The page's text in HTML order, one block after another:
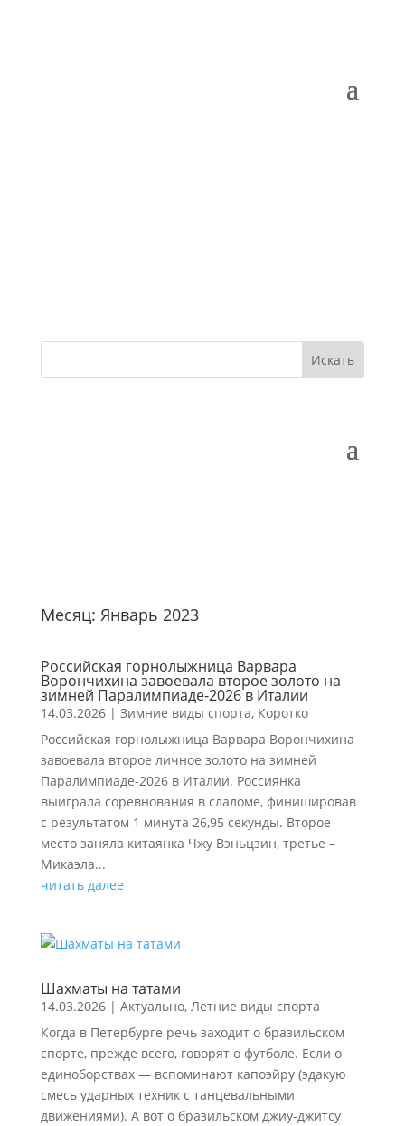
Месяц: Январь 2023
Российская горнолыжница Варвара
Ворончихина завоевала второе золото на
зимней Паралимпиаде-2026 в Италии
14.03.2026| Зимние виды спорта, Коротко
Российская горнолыжница Варвара Ворончихина
завоевала второе личное золото на зимней
Паралимпиаде-2026 в Италии. Россиянка
выиграла соревнования в слаломе, финишировав
с результатом 1 минута 26,95 секунды. Второе
место заняла китаянка Чжу Вэньцзин, третье –
Микаэла...
читать далее
Шахматы на татами
14.03.2026| Актуально, Летние виды спорта
Когда в Петербурге речь заходит о бразильском
спорте, прежде всего, говорят о футболе. Если о
единоборствах — вспоминают капоэйру (эдакую
смесь ударных техник с танцевальными
движениями). А вот о бразильском джиу-джитсу